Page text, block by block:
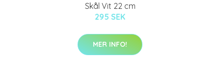
Skål Vit 22 cm
295 SEK
MER INFO!